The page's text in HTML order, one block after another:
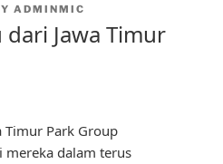
ADMINMIC
Jawa Timur
Timur Park Group
mereka dalam terus